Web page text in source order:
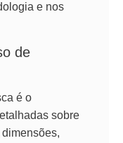
e nos
de
é o
sobre